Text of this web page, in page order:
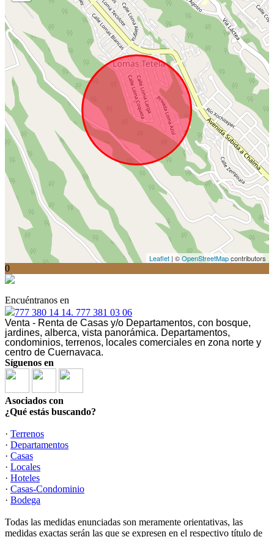
Leaflet | ©OpenStreetMapcontributors
0
Encuéntranos en
777 380 14 14. 777 381 03 06
Venta - Renta de Casas y/o Departamentos, con bosque,
jardines, alberca, vista panorámica. Departamentos,
condominios, terrenos, locales comerciales en zona norte y
centro de Cuernavaca.
Síguenos en
Asociados con
¿Qué estás buscando?
· Terrenos
· Departamentos
· Casas
· Locales
· Hoteles
· Casas-Condominio
· Bodega
Todas las medidas enunciadas son meramente orientativas, las
medidas exactas serán las que se expresen en el respectivo título de